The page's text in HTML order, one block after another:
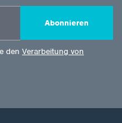
Abonnieren
den Verarbeitung von